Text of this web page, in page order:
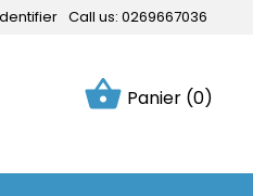
Call us: 0269667036
shopping_basket Panier (0)